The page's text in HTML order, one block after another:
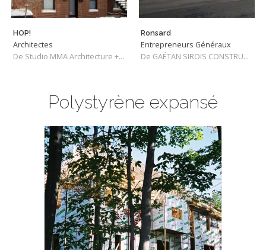
HOP!
Architectes
De Studio MMA Architecture + Design
Ronsard
Entrepreneurs Généraux
De GAÉTAN SIROIS CONSTRUCTION INC
Polystyrène expansé